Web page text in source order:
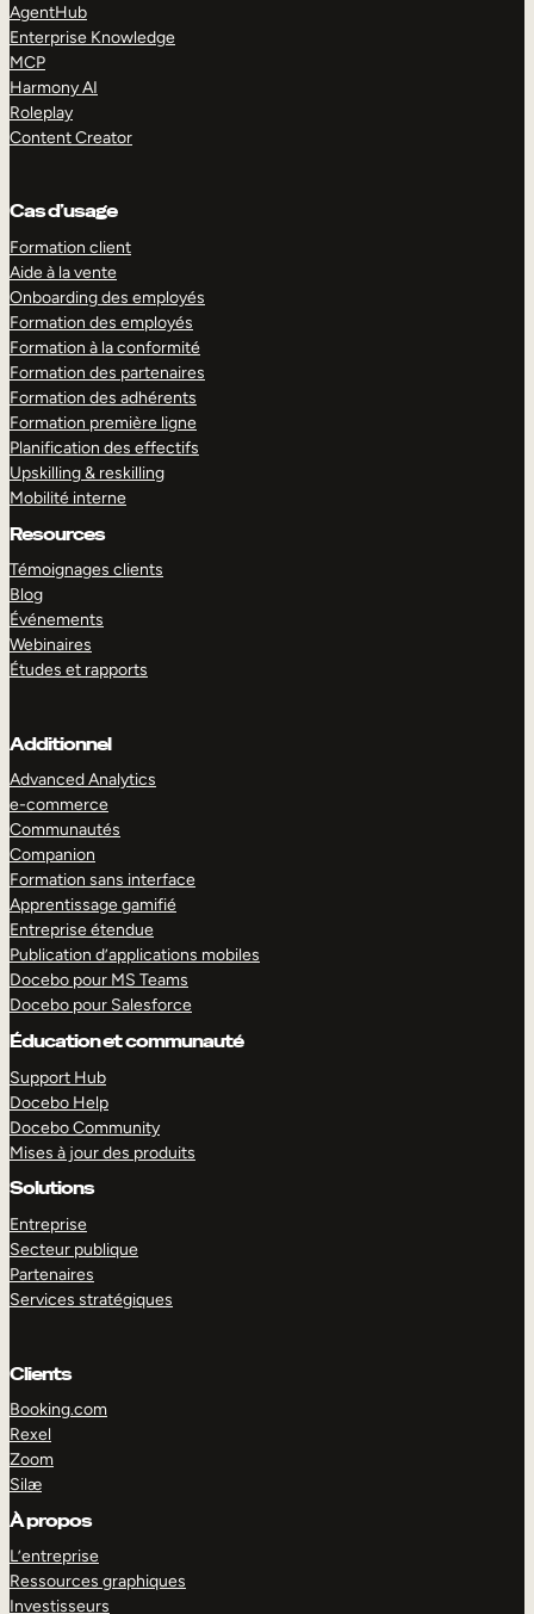
AgentHub
Enterprise Knowledge
MCP
Harmony AI
Roleplay
Content Creator
Cas d’usage
Formation client
Aide à la vente
Onboarding des employés
Formation des employés
Formation à la conformité
Formation des partenaires
Formation des adhérents
Formation première ligne
Planification des effectifs
Upskilling & reskilling
Mobilité interne
Resources
Témoignages clients
Blog
Événements
Webinaires
Études et rapports
Additionnel
Advanced Analytics
e-commerce
Communautés
Companion
Formation sans interface
Apprentissage gamifié
Entreprise étendue
Publication d’applications mobiles
Docebo pour MS Teams
Docebo pour Salesforce
Éducation et communauté
Support Hub
Docebo Help
Docebo Community
Mises à jour des produits
Solutions
Entreprise
Secteur publique
Partenaires
Services stratégiques
Clients
Booking.com
Rexel
Zoom
Silæ
À propos
L’entreprise
Ressources graphiques
Investisseurs